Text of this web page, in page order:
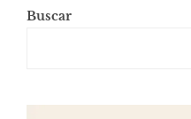
Buscar